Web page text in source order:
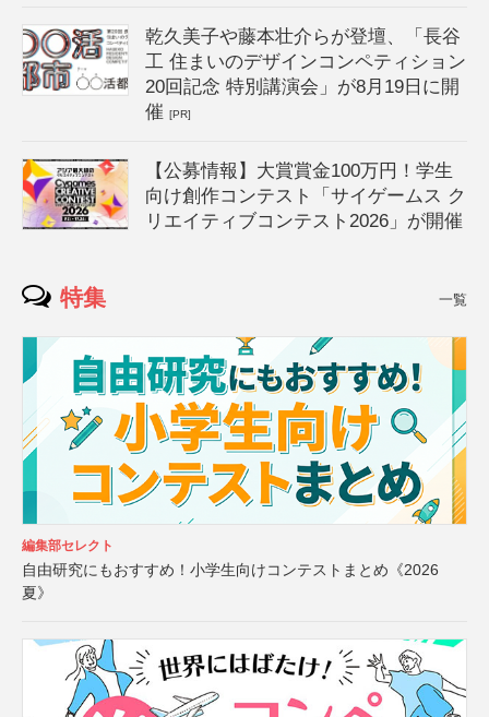
乾久美子や藤本壮介らが登壇、「長谷
工 住まいのデザインコンペティション
20回記念 特別講演会」が8月19日に開
催[PR]
【公募情報】大賞賞金100万円！学生
向け創作コンテスト「サイゲームス ク
リエイティブコンテスト2026」が開催
特集 一覧
編集部セレクト
自由研究にもおすすめ！小学生向けコンテストまとめ《2026
夏》